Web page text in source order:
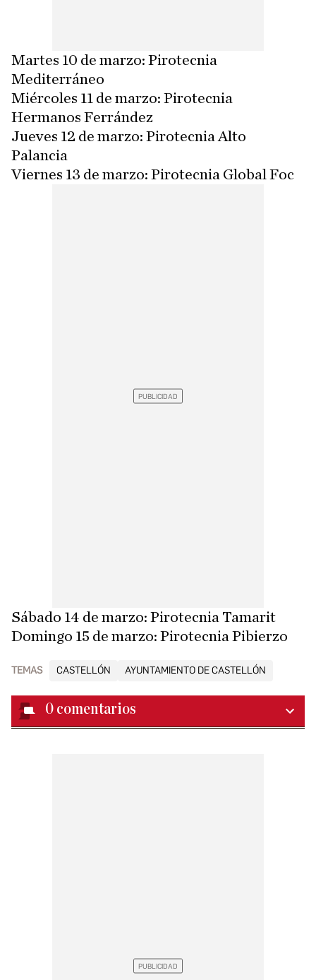
Martes 10 de marzo: Pirotecnia
Mediterráneo
Miércoles 11 de marzo: Pirotecnia
Hermanos Ferrández
Jueves 12 de marzo: Pirotecnia Alto
Palancia
Viernes 13 de marzo: Pirotecnia Global Foc
Sábado 14 de marzo: Pirotecnia Tamarit
Domingo 15 de marzo: Pirotecnia Pibierzo
TEMAS CASTELLÓN AYUNTAMIENTO DE CASTELLÓN
0 comentarios